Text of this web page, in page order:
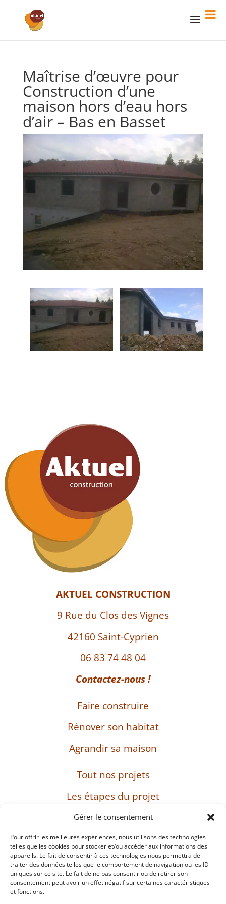
Gérer le consentement
Pour offrir les meilleures expériences, nous utilisons des technologies
telles que les cookies pour stocker et/ou accéder aux informations des
appareils. Le fait de consentir à ces technologies nous permettra de
traiter des données telles que le comportement de navigation ou les ID
uniques sur ce site. Le fait de ne pas consentir ou de retirer son
consentement peut avoir un effet négatif sur certaines caractéristiques
et fonctions.
Maîtrise d’œuvre pour
Construction d’une
maison hors d’eau hors
d’air – Bas en Basset
AKTUEL CONSTRUCTION
9 Rue du Clos des Vignes
42160 Saint-Cyprien
06 83 74 48 04
Contactez-nous !
Faire construire
Rénover son habitat
Agrandir sa maison
Tout nos projets
Les étapes du projet
L’entreprise
SIRET : 482 897 469 00037 – Capital : 8 000 euros
– TVA intracommunautaire : FR38482897469